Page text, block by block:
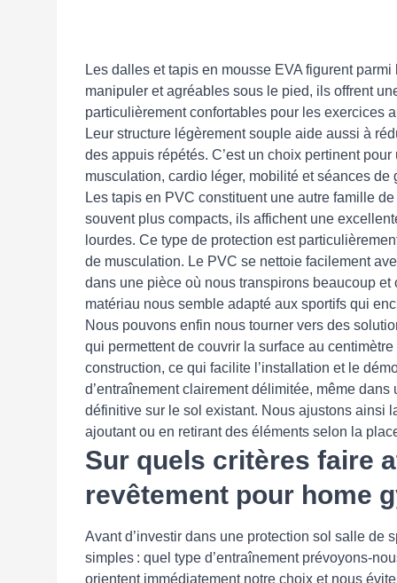
Les dalles et tapis en mousse EVA figurent
manipuler et agréables sous le pied, ils offrent
particulièrement confortables pour les exercices
Leur structure légèrement souple aide aussi à
des appuis répétés. C’est un choix pertinent
musculation, cardio léger, mobilité et séances de
Les tapis en PVC constituent une autre famille
souvent plus compacts, ils affichent une
lourdes. Ce type de protection est
de musculation. Le PVC se nettoie facilement
dans une pièce où nous transpirons beaucoup
matériau nous semble adapté aux sportifs qui
Nous pouvons enfin nous tourner vers des
qui permettent de couvrir la surface au
construction, ce qui facilite l’installation et le
d’entraînement clairement délimitée, même
définitive sur le sol existant. Nous ajustons ainsi
ajoutant ou en retirant des éléments selon la
Sur quels critères faire
revêtement pour home
Avant d’investir dans une protection sol salle de
simples : quel type d’entraînement prévoyons-
orientent immédiatement notre choix et nous